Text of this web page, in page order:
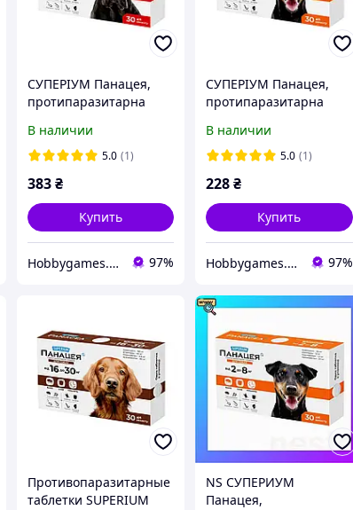
СУПЕРІУМ Панацея,
протипаразитарна
60 кг
В наличии
5.0 (1)
383₴
Купить
Hobbygames.ua 97%
СУПЕРІУМ Панацея,
протипаразитарна
кг
В наличии
5.0 (1)
228₴
Купить
Hobbygames.ua 97%
Противопаразитарные
таблетки SUPERIUM
NS СУПЕРИУМ
Панацея,